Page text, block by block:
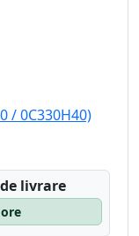
/ 0C330H40)
livrare